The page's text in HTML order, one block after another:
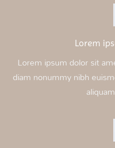
Lorem
Lorem ipsum dolor sit
diam nonummy nibh